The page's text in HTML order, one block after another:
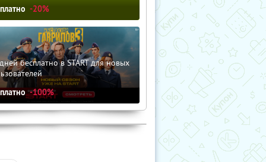
-20%
бесплатно в START для новых
-100%